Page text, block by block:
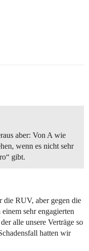
aber: Von A wie
wenn es nicht sehr
gibt.
die RUV, aber gegen die
sehr engagierten
alle unsere Verträge so
hatten wir